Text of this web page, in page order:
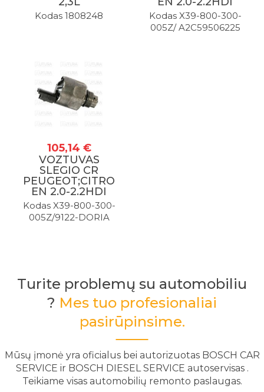
Kodas 1808248
Kodas X39-800-300-
005Z/ A2C59506225
105,14 €
VOZTUVAS
SLEGIO CR
PEUGEOT;CITRO
EN 2.0-2.2HDI
Kodas X39-800-300-
005Z/9122-DORIA
Turite problemų su automobiliu
? Mes tuo profesionaliai
pasirūpinsime.
Mūsų įmonė yra oficialus bei autorizuotas BOSCH CAR
SERVICE ir BOSCH DIESEL SERVICE autoservisas .
Teikiame visas automobilių remonto paslaugas.